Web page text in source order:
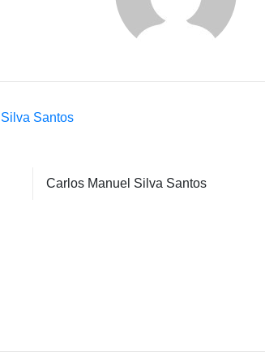
Santos
Carlos Manuel Silva Santos